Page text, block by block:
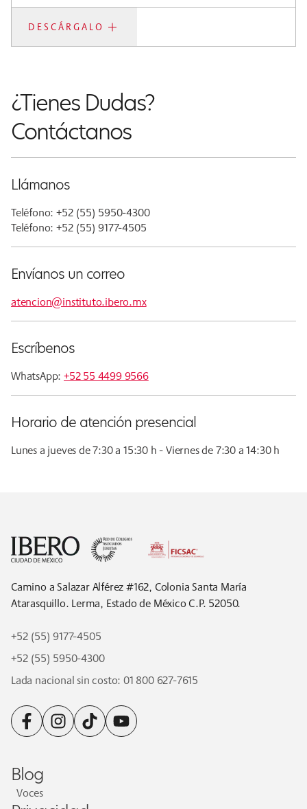
DESCÁRGALO
¿Tienes Dudas?
Contáctanos
Llámanos
Teléfono: +52 (55) 5950-4300
Teléfono: +52 (55) 9177-4505
Envíanos un correo
atencion@instituto.ibero.mx
Escríbenos
WhatsApp:+52 55 4499 9566
Horario de atención presencial
Lunes a jueves de 7:30 a 15:30 h - Viernes de 7:30 a 14:30 h
Camino a Salazar Alférez #162, Colonia Santa María
Atarasquillo. Lerma, Estado de México C.P. 52050.
+52 (55) 9177-4505
+52 (55) 5950-4300
Lada nacional sin costo: 01 800 627-7615
facebookinstagramtiktok youtube
Blog
Voces